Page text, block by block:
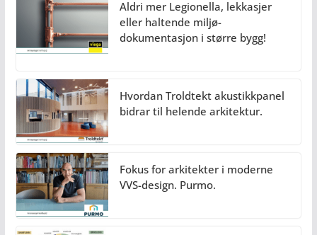
Aldri mer Legionella, lekkasjer
eller haltende miljø-
dokumentasjon i større bygg!
Hvordan Troldtekt akustikkpanel
bidrar til helende arkitektur.
Fokus for arkitekter i moderne
VVS-design. Purmo.